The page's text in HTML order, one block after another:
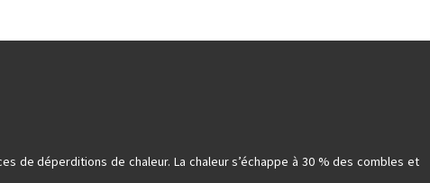
de déperditions de chaleur. La chaleur s’échappe à 30 % des combles et